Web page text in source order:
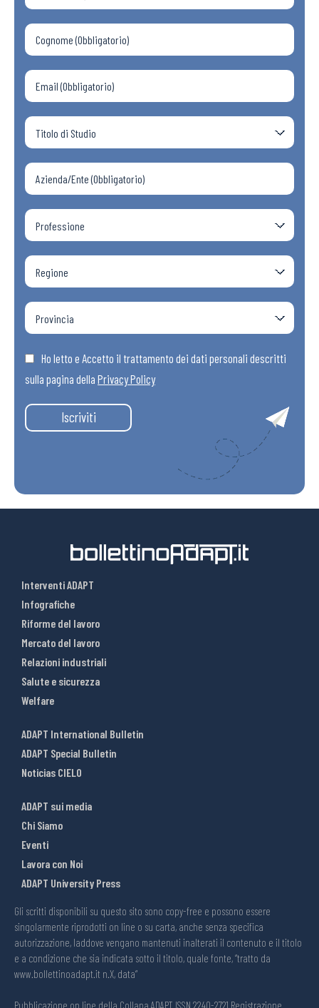
Ho letto e Accetto il trattamento dei dati personali descritti
sulla pagina della Privacy Policy
Iscriviti
Interventi ADAPT
Infografiche
Riforme del lavoro
Mercato del lavoro
Relazioni industriali
Salute e sicurezza
Welfare
ADAPT International Bulletin
ADAPT Special Bulletin
Noticias CIELO
ADAPT sui media
Chi Siamo
Eventi
Lavora con Noi
ADAPT University Press
Gli scritti disponibili su questo sito sono copy-free e possono essere
singolarmente riprodotti on line o su carta, anche senza specifica
autorizzazione, laddove vengano mantenuti inalterati il contenuto e il titolo
e a condizione che sia indicata sotto il titolo, quale fonte, “tratto da
www.bollettinoadapt.it n.X, data“